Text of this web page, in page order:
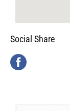
Social Share